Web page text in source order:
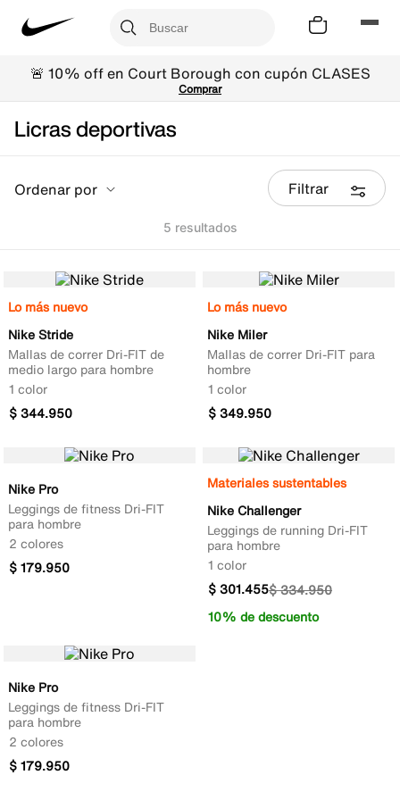
🚨 10% off en Court Borough con cupón CLASES
Comprar
Licras deportivas
Ordenar por Filtrar
5
Lo más nuevo
Nike Stride
Mallas de correr Dri-FIT de
medio largo para hombre
1 color
$344.950
Lo más nuevo
Nike Miler
Mallas de correr Dri-FIT para
hombre
1 color
$349.950
Nike Pro
Leggings de fitness Dri-FIT
para hombre
2 colores
$179.950
Materiales sustentables
Nike Challenger
Leggings de running Dri-FIT
para hombre
1 color
$334.950
$301.455
10% de descuento
Nike Pro
Leggings de fitness Dri-FIT
para hombre
2 colores
$179.950